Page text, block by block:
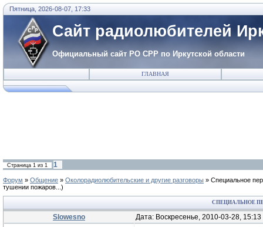
Пятница, 2026-08-07, 17:33
Сайт радиолюбителей
Официальный сайт РО СРР по Иркутской области
ГЛАВНАЯ
Страница 1 из 1 1
Форум » Общение » Околорадиолюбительские и другие разговоры » Специальное
тушении пожаров...)
СПЕЦИАЛЬНОЕ
Slowesno Дата: Воскресенье, 2010-03-28,